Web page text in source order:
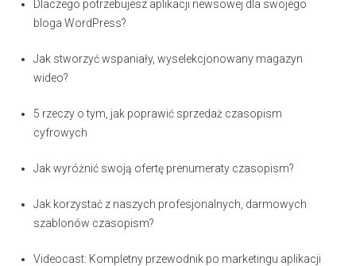
Dlaczego potrzebujesz aplikacji newsowej dla swojego
bloga WordPress?
Jak stworzyć wspaniały, wyselekcjonowany magazyn
wideo?
5 rzeczy o tym, jak poprawić sprzedaż czasopism
cyfrowych
Jak wyróżnić swoją ofertę prenumeraty czasopism?
Jak korzystać z naszych profesjonalnych, darmowych
szablonów czasopism?
Videocast: Kompletny przewodnik po marketingu aplikacji